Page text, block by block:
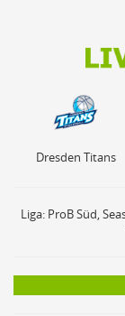
Dresden Titans
Dresden Titans
Liga: ProB Süd,